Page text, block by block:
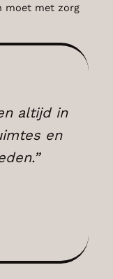
moet met zorg
altijd in
en